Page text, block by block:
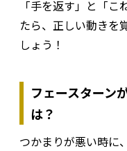
「手を返す」と「
たら、正しい動きを
しょう！
フェースターン
は？
つかまりが悪い時に